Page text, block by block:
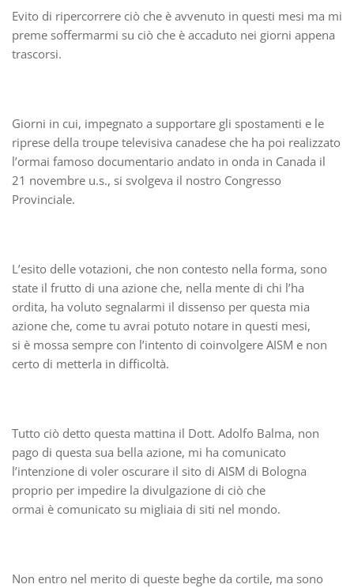
Evito di ripercorrere ciò che è avvenuto in questi mesi ma mi
preme soffermarmi su ciò che è accaduto nei giorni appena
trascorsi.
Giorni in cui, impegnato a supportare gli spostamenti e le
riprese della troupe televisiva canadese che ha poi realizzato
l’ormai famoso documentario andato in onda in Canada il
21 novembre u.s., si svolgeva il nostro Congresso
Provinciale.
L’esito delle votazioni, che non contesto nella forma, sono
state il frutto di una azione che, nella mente di chi l’ha
ordita, ha voluto segnalarmi il dissenso per questa mia
azione che, come tu avrai potuto notare in questi mesi,
si è mossa sempre con l’intento di coinvolgere AISM e non
certo di metterla in difficoltà.
Tutto ciò detto questa mattina il Dott. Adolfo Balma, non
pago di questa sua bella azione, mi ha comunicato
l’intenzione di voler oscurare il sito di AISM di Bologna
proprio per impedire la divulgazione di ciò che
ormai è comunicato su migliaia di siti nel mondo.
Non entro nel merito di queste beghe da cortile, ma sono